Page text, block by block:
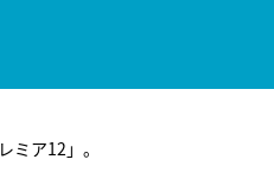
ア12」。